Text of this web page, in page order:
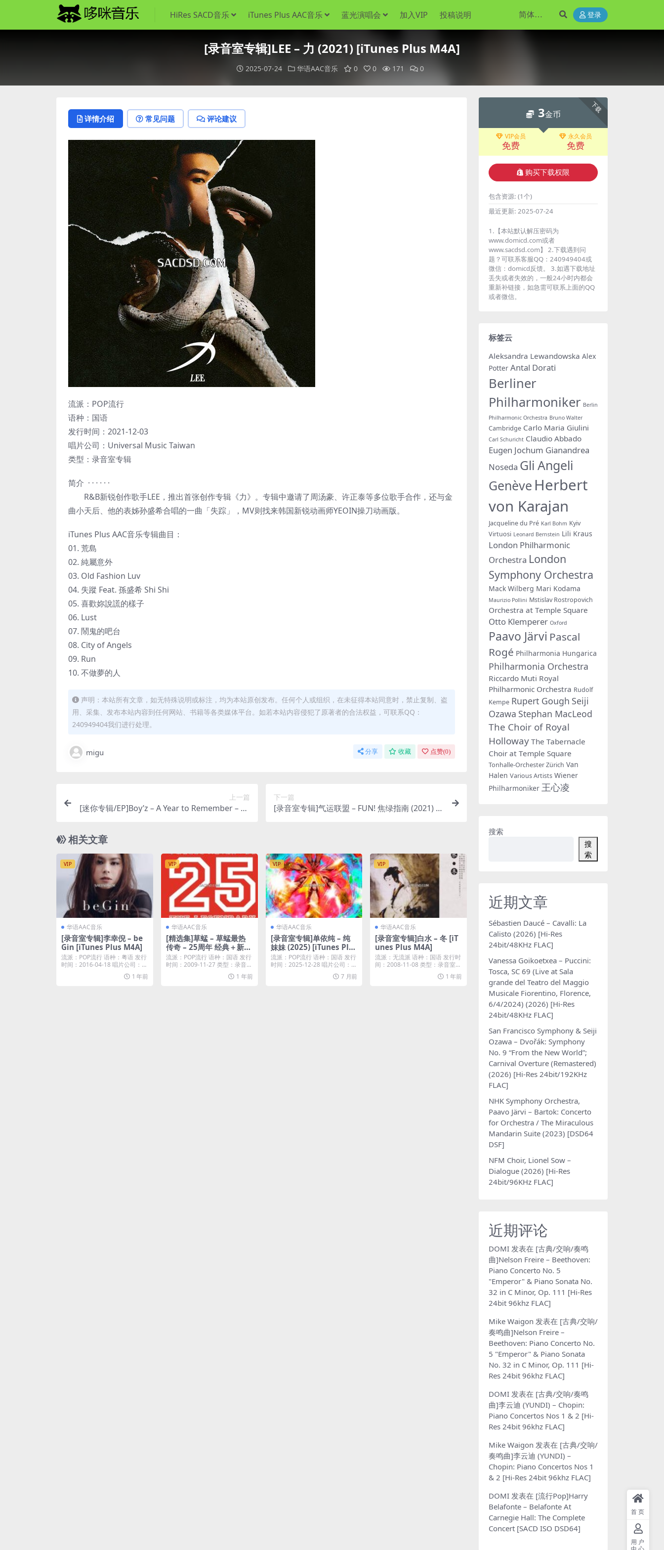
HiRes SACD音乐 iTunes Plus AAC音乐 蓝光演唱会 加入VIP 投稿说明 登录
[录音室专辑]LEE – 力 (2021) [iTunes Plus M4A]
2025-07-24 华语AAC音乐 0 0 171 0
详情介绍 常见问题 评论建议
流派：POP流行
语种：国语
发行时间：2021-12-03
唱片公司：Universal Music Taiwan
类型：录音室专辑
简介 · · · · · ·
R&B新锐创作歌手LEE，推出首张创作专辑《力》。专辑中邀请了周汤豪、许正泰等多位歌手合作，还与金
曲小天后、他的表姊孙盛希合唱的一曲「失踪」，MV则找来韩国新锐动画师YEOIN操刀动画版。
iTunes Plus AAC音乐专辑曲目：
01. 荒島
02. 純屬意外
03. Old Fashion Luv
04. 失蹤 Feat. 孫盛希 Shi Shi
05. 喜歡妳說謊的樣子
06. Lust
07. 鬧鬼的吧台
08. City of Angels
09. Run
10. 不做夢的人
声明：本站所有文章，如无特殊说明或标注，均为本站原创发布。任何个人或组织，在未征得本站同意时，禁止复制、盗
用、采集、发布本站内容到任何网站、书籍等各类媒体平台。如若本站内容侵犯了原著者的合法权益，可联系QQ：
240949404我们进行处理。
migu 分享 收藏 点赞(0)
上一篇
[迷你专辑/EP]Boy’z – A Year to Remember – EP
下一篇
[录音室专辑]气运联盟 – FUN! 焦绿指南 (2021) [iT
相关文章
VIP
华语AAC音乐
[录音室专辑]李幸倪 – be
Gin [iTunes Plus M4A]
流派：POP流行 语种：粤语 发行
时间：2016-04-18 唱片公司：环
1 年前
VIP
华语AAC音乐
[精选集]草蜢 – 草蜢最热
传奇 – 25周年 经典＋新歌
[iTunes Plus M4A]
流派：POP流行 语种：国语 发行
时间：2009-11-27 类型：录音室
1 年前
VIP
华语AAC音乐
[录音室专辑]单依纯 – 纯
妹妹 (2025) [iTunes Plu
s M4A]
流派：POP流行 语种：国语 发行
时间：2025-12-28 唱片公司：百
7 月前
VIP
华语AAC音乐
[录音室专辑]白水 – 冬 [iT
unes Plus M4A]
流派：无流派 语种：国语 发行时
间：2008-11-08 类型：录音室专
1 年前
下载
3金币
VIP会员
免费
永久会员
免费
购买下载权限
包含资源: (1个)
最近更新: 2025-07-24
1.【本站默认解压密码为
www.domicd.com或者
www.sacdsd.com】 2.下载遇到问
题？可联系客服QQ：240949404或
微信：domicd反馈。 3.如遇下载地址
丢失或者失效的，一般24小时内都会
重新补链接，如急需可联系上面的QQ
或者微信。
标签云
Aleksandra Lewandowska Alex
Potter Antal Dorati
Berliner
Philharmoniker Berlin
Philharmonic Orchestra Bruno Walter
Cambridge Carlo Maria Giulini
Carl Schuricht Claudio Abbado
Eugen Jochum Gianandrea
Noseda Gli Angeli
Genève Herbert
von Karajan
Jacqueline du Pré Karl Bohm Kyiv
Virtuosi Leonard Bernstein Lili Kraus
London Philharmonic
Orchestra London
Symphony Orchestra
Mack Wilberg Mari Kodama
Maurizio Pollini Mstislav Rostropovich
Orchestra at Temple Square
Otto Klemperer Oxford
Paavo Järvi Pascal
Rogé Philharmonia Hungarica
Philharmonia Orchestra
Riccardo Muti Royal
Philharmonic Orchestra Rudolf
Kempe Rupert Gough Seiji
Ozawa Stephan MacLeod
The Choir of Royal
Holloway The Tabernacle
Choir at Temple Square
Tonhalle-Orchester Zürich Van
Halen Various Artists Wiener
Philharmoniker 王心凌
搜索
搜
索
近期文章
Sébastien Daucé – Cavalli: La
Calisto (2026) [Hi-Res
24bit/48KHz FLAC]
Vanessa Goikoetxea – Puccini:
Tosca, SC 69 (Live at Sala
grande del Teatro del Maggio
Musicale Fiorentino, Florence,
6/4/2024) (2026) [Hi-Res
24bit/48KHz FLAC]
San Francisco Symphony & Seiji
Ozawa – Dvořák: Symphony
No. 9 “From the New World”;
Carnival Overture (Remastered)
(2026) [Hi-Res 24bit/192KHz
FLAC]
NHK Symphony Orchestra,
Paavo Järvi – Bartok: Concerto
for Orchestra / The Miraculous
Mandarin Suite (2023) [DSD64
DSF]
NFM Choir, Lionel Sow –
Dialogue (2026) [Hi-Res
24bit/96KHz FLAC]
近期评论
DOMI 发表在 [古典/交响/奏鸣
曲]Nelson Freire – Beethoven:
Piano Concerto No. 5
"Emperor" & Piano Sonata No.
32 in C Minor, Op. 111 [Hi-Res
24bit 96khz FLAC]
Mike Waigon 发表在 [古典/交响/
奏鸣曲]Nelson Freire –
Beethoven: Piano Concerto No.
5 "Emperor" & Piano Sonata
No. 32 in C Minor, Op. 111 [Hi-
Res 24bit 96khz FLAC]
DOMI 发表在 [古典/交响/奏鸣
曲]李云迪 (YUNDI) – Chopin:
Piano Concertos Nos 1 & 2 [Hi-
Res 24bit 96khz FLAC]
Mike Waigon 发表在 [古典/交响/
奏鸣曲]李云迪 (YUNDI) –
Chopin: Piano Concertos Nos 1
& 2 [Hi-Res 24bit 96khz FLAC]
DOMI 发表在 [流行Pop]Harry
Belafonte – Belafonte At
Carnegie Hall: The Complete
Concert [SACD ISO DSD64]
首页
用户